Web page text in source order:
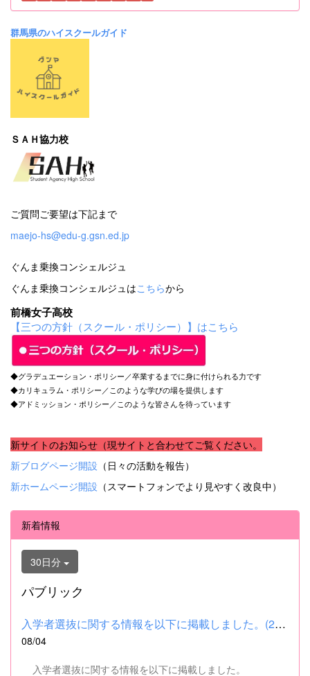
群馬県のハイスクールガイド
ＳＡＨ協力校
ご質問ご要望は下記まで
maejo-hs@edu-g.gsn.ed.jp
ぐんま乗換コンシェルジュ
ぐんま乗換コンシェルジュはこちらから
前橋女子高校
【三つの方針（スクール・ポリシー）】はこちら
◆グラデュエーション・ポリシー／卒業するまでに身に付けられる力です
◆カリキュラム・ポリシー／このような学びの場を提供します
◆アドミッション・ポリシー／このような皆さんを待っています
新サイトのお知らせ（現サイトと合わせてご覧ください。
新ブログページ開設 （日々の活動を報告）
新ホームページ開設 （スマートフォンでより見やすく改良中）
新着情報
30日分
パブリック
入学者選抜に関する情報を以下に掲載しました。(2026.8.4) ■令和...
08/04
入学者選抜に関する情報を以下に掲載しました。